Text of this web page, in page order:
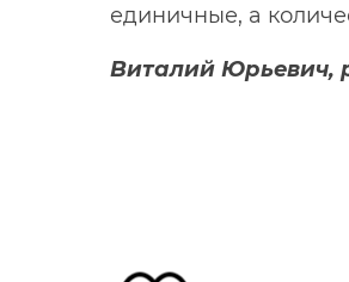
единичные, а
Виталий Юрьевич,